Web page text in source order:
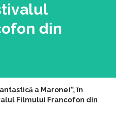
din
a Maronei”, în
Filmului Francofon din